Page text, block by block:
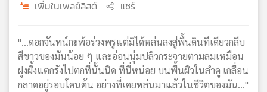
เครือ เพิ่มในเพลย์ลิสต์ แชร์
"...ดอกจันทน์กะพ้อร่วงพรูแต่มิได้หล่นลงสู่พื้นดินทีเดียวกลีบ
สีขาวของมันน้อย ๆ และอ่อนนุ่มปลิวกระจายตามลมเหมือน
ฝูงผึ้งแตกรังไปตกที่นั้นนิด ที่นี่หน่อย บนพื้นผิวในลำคู เกลื่อน
กลาดอยู่รอบโคนต้น อย่างที่เคยหล่นมาแล้วในชีวิตของมัน..."